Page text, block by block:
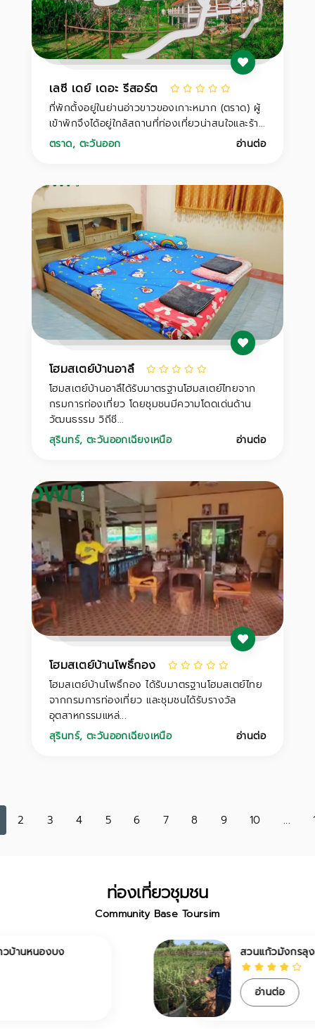
เลซี เดย์ เดอะ รีสอร์ต
ที่พักตั้งอยู่ในย่านอ่าวขาวของเกาะหมาก (ตราด) ผู้
เข้าพักจึงได้อยู่ใกล้สถานที่ท่องเที่ยวน่าสนใจและร้า...
ตราด, ตะวันออก อ่านต่อ
โฮมสเตย์บ้านอาลึ
โฮมสเตย์บ้านอาลึได้รับมาตรฐานโฮมสเตย์ไทยจาก
กรมการท่องเที่ยว โดยชุมชนมีความโดดเด่นด้าน
วัฒนธรรม วิถีชี...
สุรินทร์, ตะวันออกเฉียงเหนือ อ่านต่อ
โฮมสเตย์บ้านโพธิ์กอง
โฮมสเตย์บ้านโพธิ์กอง ได้รับมาตรฐานโฮมสเตย์ไทย
จากกรมการท่องเที่ยว และชุมชนได้รับรางวัล
อุตสาหกรรมแหล่...
สุรินทร์, ตะวันออกเฉียงเหนือ อ่านต่อ
2 3 4 5 6 7 8 9 10 ...
ท่องเที่ยวชุมชน
Community Base Toursim
สวนแก้วมังกรลุงอ้อย